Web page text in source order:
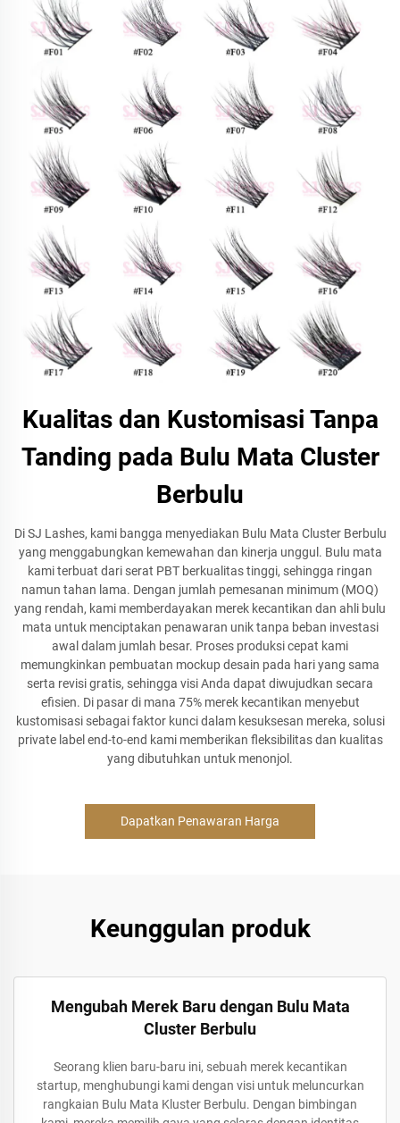
Kualitas dan Kustomisasi Tanpa
Tanding pada Bulu Mata Cluster
Berbulu
Di SJ Lashes, kami bangga menyediakan Bulu Mata Cluster Berbulu
yang menggabungkan kemewahan dan kinerja unggul. Bulu mata
kami terbuat dari serat PBT berkualitas tinggi, sehingga ringan
namun tahan lama. Dengan jumlah pemesanan minimum (MOQ)
yang rendah, kami memberdayakan merek kecantikan dan ahli bulu
mata untuk menciptakan penawaran unik tanpa beban investasi
awal dalam jumlah besar. Proses produksi cepat kami
memungkinkan pembuatan mockup desain pada hari yang sama
serta revisi gratis, sehingga visi Anda dapat diwujudkan secara
efisien. Di pasar di mana 75% merek kecantikan menyebut
kustomisasi sebagai faktor kunci dalam kesuksesan mereka, solusi
private label end-to-end kami memberikan fleksibilitas dan kualitas
yang dibutuhkan untuk menonjol.
Dapatkan Penawaran Harga
Keunggulan produk
Mengubah Merek Baru dengan Bulu Mata
Cluster Berbulu
Seorang klien baru-baru ini, sebuah merek kecantikan
startup, menghubungi kami dengan visi untuk meluncurkan
rangkaian Bulu Mata Kluster Berbulu. Dengan bimbingan